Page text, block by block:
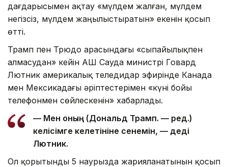
дағдарысымен ақтау «мүлдем жалған, мүлдем
негізсіз, мүлдем жаңылыстыратын» екенін қосып
өтті.
Трамп пен Трюдо арасындағы «сыпайылықпен
алмасудан» кейін АҚШ Сауда министрі Говард
Лютник америкалық теледидар эфирінде Канада
мен Мексикадағы әріптестерімен «күні бойы
телефонмен сөйлескенін» хабарлады.
— Мен оның (Дональд Трамп. — ред.)
келісімге келетініне сенемін, — деді
Лютник.
Ол қорытынды 5 наурызда жарияланатынын қосып